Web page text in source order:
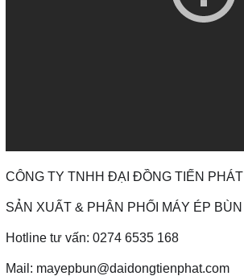
CÔNG TY TNHH ĐẠI ĐỒNG TIẾN PHÁT
SẢN XUẤT & PHÂN PHỐI MÁY ÉP BÙN
Hotline tư vấn: 0274 6535 168
Mail: mayepbun@daidongtienphat.com